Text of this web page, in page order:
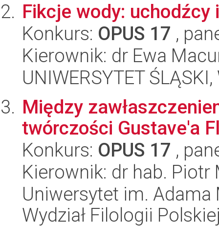
Fikcje wody: uchodźcy
Konkurs: OPUS 17 ,
Kierownik: dr Ewa
UNIWERSYTET
Między
twórczości Gustave'a
Konkurs: OPUS 17 ,
Kierownik: dr hab. Piotr
Uniwersytet im.
Wydział Filologii